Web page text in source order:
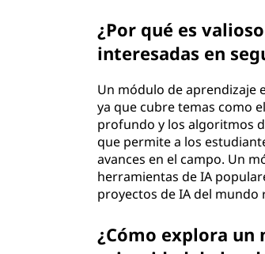
¿Por qué es
interesadas en
Un módulo de aprendizaje
ya que cubre temas como
profundo y los algoritmos
que permite a los
avances en el campo. Un
herramientas de IA
proyectos de IA del mundo
¿Cómo explora un